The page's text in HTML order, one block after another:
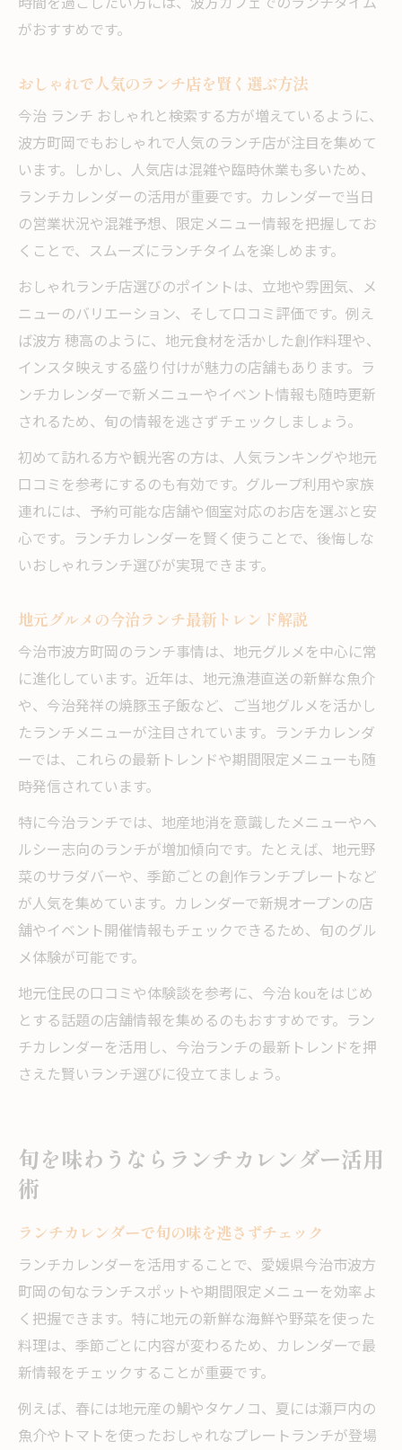
がおすすめです。
おしゃれで人気のランチ店を賢く選ぶ方法
今治 ランチ おしゃれと検索する方が増えているように、
波方町岡でもおしゃれで人気のランチ店が注目を集めて
います。しかし、人気店は混雑や臨時休業も多いため、
ランチカレンダーの活用が重要です。カレンダーで当日
の営業状況や混雑予想、限定メニュー情報を把握してお
くことで、スムーズにランチタイムを楽しめます。
おしゃれランチ店選びのポイントは、立地や雰囲気、メ
ニューのバリエーション、そして口コミ評価です。例え
ば波方 穂高のように、地元食材を活かした創作料理や、
インスタ映えする盛り付けが魅力の店舗もあります。ラ
ンチカレンダーで新メニューやイベント情報も随時更新
されるため、旬の情報を逃さずチェックしましょう。
初めて訪れる方や観光客の方は、人気ランキングや地元
口コミを参考にするのも有効です。グループ利用や家族
連れには、予約可能な店舗や個室対応のお店を選ぶと安
心です。ランチカレンダーを賢く使うことで、後悔しな
いおしゃれランチ選びが実現できます。
地元グルメの今治ランチ最新トレンド解説
今治市波方町岡のランチ事情は、地元グルメを中心に常
に進化しています。近年は、地元漁港直送の新鮮な魚介
や、今治発祥の焼豚玉子飯など、ご当地グルメを活かし
たランチメニューが注目されています。ランチカレンダ
ーでは、これらの最新トレンドや期間限定メニューも随
時発信されています。
特に今治ランチでは、地産地消を意識したメニューやヘ
ルシー志向のランチが増加傾向です。たとえば、地元野
菜のサラダバーや、季節ごとの創作ランチプレートなど
が人気を集めています。カレンダーで新規オープンの店
舗やイベント開催情報もチェックできるため、旬のグル
メ体験が可能です。
地元住民の口コミや体験談を参考に、今治 kouをはじめ
とする話題の店舗情報を集めるのもおすすめです。ラン
チカレンダーを活用し、今治ランチの最新トレンドを押
さえた賢いランチ選びに役立てましょう。
旬を味わうならランチカレンダー活用
術
ランチカレンダーで旬の味を逃さずチェック
ランチカレンダーを活用することで、愛媛県今治市波方
町岡の旬なランチスポットや期間限定メニューを効率よ
く把握できます。特に地元の新鮮な海鮮や野菜を使った
料理は、季節ごとに内容が変わるため、カレンダーで最
新情報をチェックすることが重要です。
例えば、春には地元産の鯛やタケノコ、夏には瀬戸内の
魚介やトマトを使ったおしゃれなプレートランチが登場